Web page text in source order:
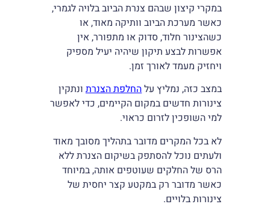
במקרי קיצון שבהם צנרת הביוב בלויה לגמרי,
כאשר מערכת הביוב וותיקה מאוד, או
כשהצינור חלוד, סדוק או מתפורר, אין
אפשרות לבצע תיקון שיהיה יעיל מספיק
ויחזיק מעמד לאורך זמן.
במצב כזה, נמליץ עלהחלפת הצנרתונתקין
צינורות חדשים במקום הקיימים, כדי לאפשר
למי השופכין לזרום כראוי.
לא בכל המקרים מדובר בתהליך מסובך מאוד
ולעתים נוכל להסתפק בשיקום הצנרת ללא
הרס של החלקים שעוטפים אותה, במיוחד
כאשר מדובר רק במקטע קצר יחסית של
צינורות בלויים.